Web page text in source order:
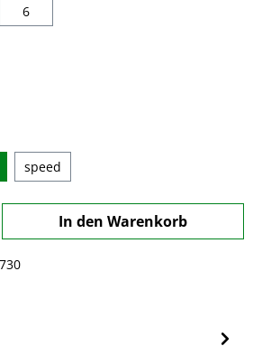
6
speed
Gib den gewünschten
In den Warenkorb